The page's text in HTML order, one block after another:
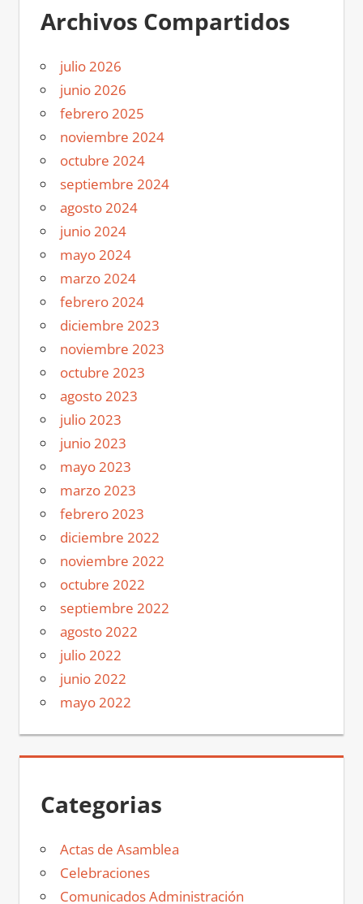
Archivos Compartidos
julio 2026
junio 2026
febrero 2025
noviembre 2024
octubre 2024
septiembre 2024
agosto 2024
junio 2024
mayo 2024
marzo 2024
febrero 2024
diciembre 2023
noviembre 2023
octubre 2023
agosto 2023
julio 2023
junio 2023
mayo 2023
marzo 2023
febrero 2023
diciembre 2022
noviembre 2022
octubre 2022
septiembre 2022
agosto 2022
julio 2022
junio 2022
mayo 2022
Categorias
Actas de Asamblea
Celebraciones
Comunicados Administración